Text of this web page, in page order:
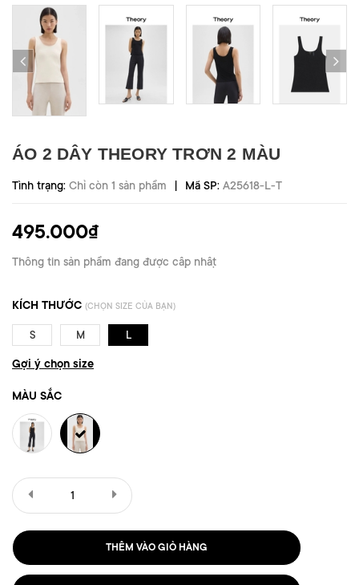
ÁO 2 DÂY THEORY TRƠN 2 MÀU
Tình trạng: Chỉ còn 1 sản phẩm | Mã SP: A25618-L-T
495.000₫
Thông tin sản phẩm đang được cập nhật
KÍCH THƯỚC (CHỌN SIZE CỦA BẠN)
S M L
Gợi ý chọn size
MÀU SẮC
THÊM VÀO GIỎ HÀNG